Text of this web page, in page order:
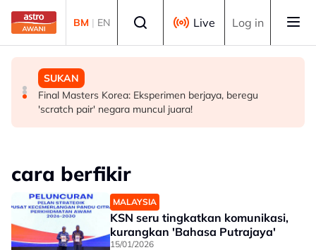
Skip to main content
BM | EN Live Log in
MALAYSIA
Sektor swasta digesa perluas peluang kerjaya kedua
veteran tentera - Wan Azizah
MALAYSIA
PM beri komitmen persempadanan DUN Sarawak, minta
laporan SPR - Fahmi
SUKAN
Final Masters Korea: Eksperimen berjaya, beregu
'scratch pair' negara muncul juara!
cara berfikir
MALAYSIA
KSN seru tingkatkan komunikasi,
kurangkan 'Bahasa Putrajaya'
15/01/2026